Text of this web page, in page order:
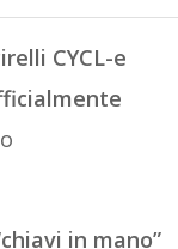
CYCL-e
in mano”